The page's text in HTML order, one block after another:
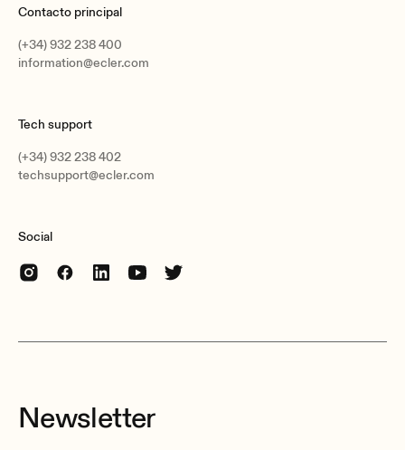
Contacto principal
(+34) 932 238 400
information@ecler.com
Tech support
(+34) 932 238 402
techsupport@ecler.com
Social
Newsletter